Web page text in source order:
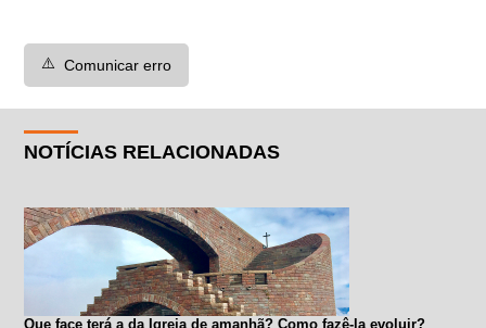
⚠️ Comunicar erro
NOTÍCIAS RELACIONADAS
Que face terá a da Igreja de amanhã? Como fazê-la evoluir?